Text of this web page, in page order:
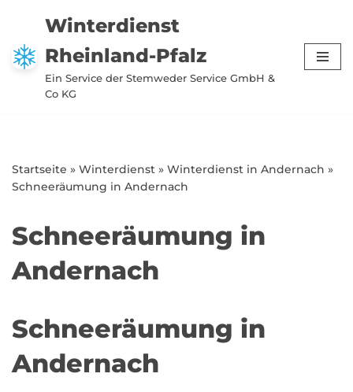
Zum
Inhalt
springen
Winterdienst
Rheinland-Pfalz
Ein Service der Stemweder Service GmbH &
Co KG
Startseite » Winterdienst » Winterdienst in Andernach »
Schneeräumung in Andernach
Schneeräumung in
Andernach
Schneeräumung in
Andernach